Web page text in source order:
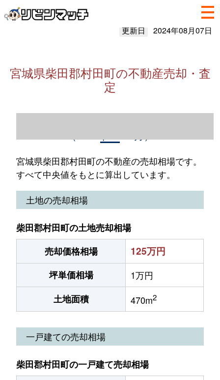
更新日 2024年08月07日
宮城県柴田郡村田町の不動産売却・査
定
宮城県柴田郡村田町の不動産の売却相場です。
すべて中央値をもとに算出しています。
土地の売却相場
柴田郡村田町の土地売却相場
売却価格相場
125万円
坪単価相場
1万円
土地面積
470m2
一戸建ての売却相場
柴田郡村田町の一戸建て売却相場